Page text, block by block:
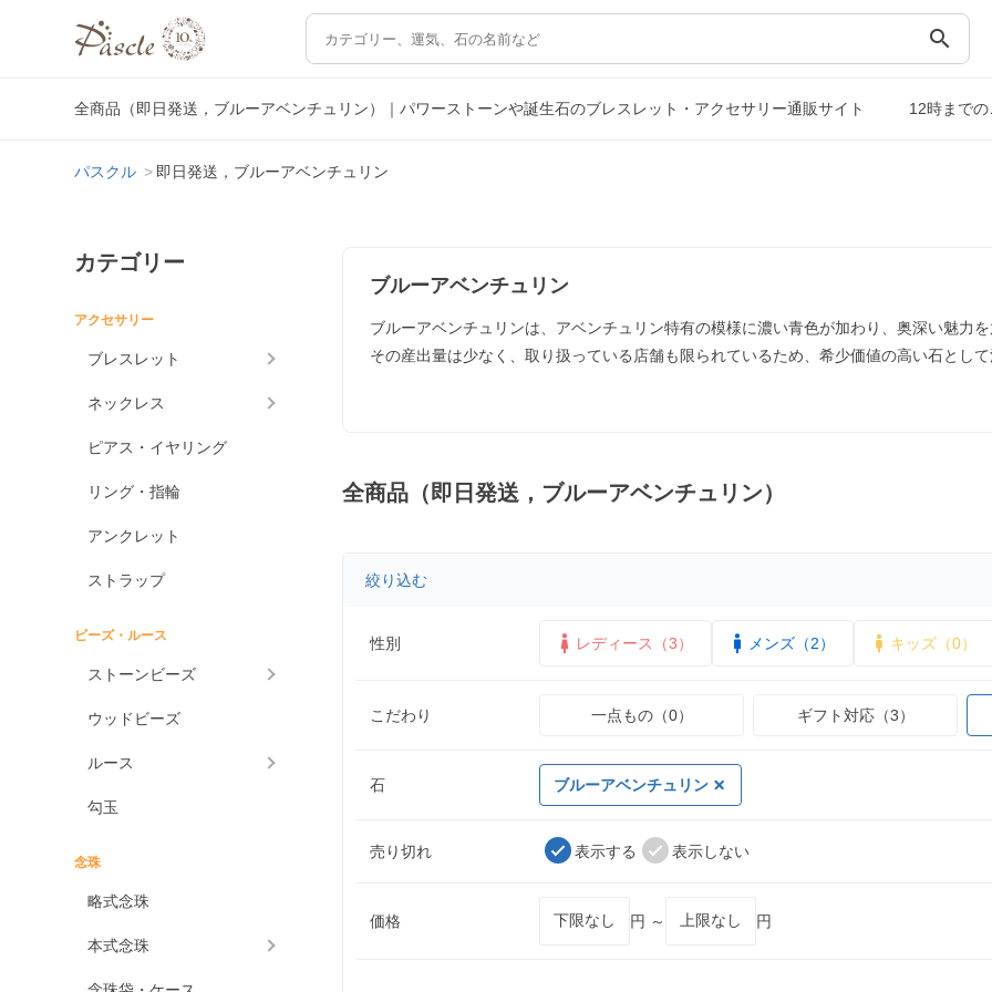
search
全商品（即日発送，ブルーアベンチュリン）｜パワーストーンや誕生石のブレスレット・アクセサリー通販サイト 12時まで
パスクル 即日発送，ブルーアベンチュリン
カテゴリー
アクセサリー
ブレスレット
ネックレス
ピアス・イヤリング
リング・指輪
アンクレット
ストラップ
ビーズ・ルース
ストーンビーズ
ウッドビーズ
ルース
勾玉
念珠
略式念珠
本式念珠
ブルーアベンチュリン
ブルーアベンチュリンは、アベンチュリン特有の模様に濃い青色が加わり、奥深い魅力
その産出量は少なく、取り扱っている店舗も限られているため、希少価値の高い石とし
全商品（即日発送，ブルーアベンチュリン）
絞り込む
性別 レディース（3） メンズ（2） キッズ（0）
こだわり 一点もの（0） ギフト対応（3）
石 ブルーアベンチュリン
売り切れ 表示する 表示しない
価格 円 ～ 円